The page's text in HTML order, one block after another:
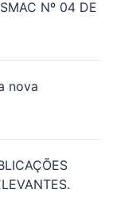
Nº 04 DE
nova